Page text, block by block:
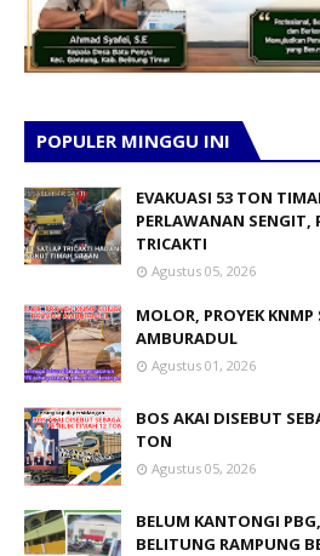
POPULER MINGGU INI
EVAKUASI 53 TON
PERLAWANAN SENGIT,
TRICAKTI
Agustus 05, 2026
MOLOR, PROYEK
AMBURADUL
Agustus 01, 2026
BOS AKAI DISEBUT
TON
Agustus 05, 2026
BELUM KANTONGI
BELITUNG RAMPUNG